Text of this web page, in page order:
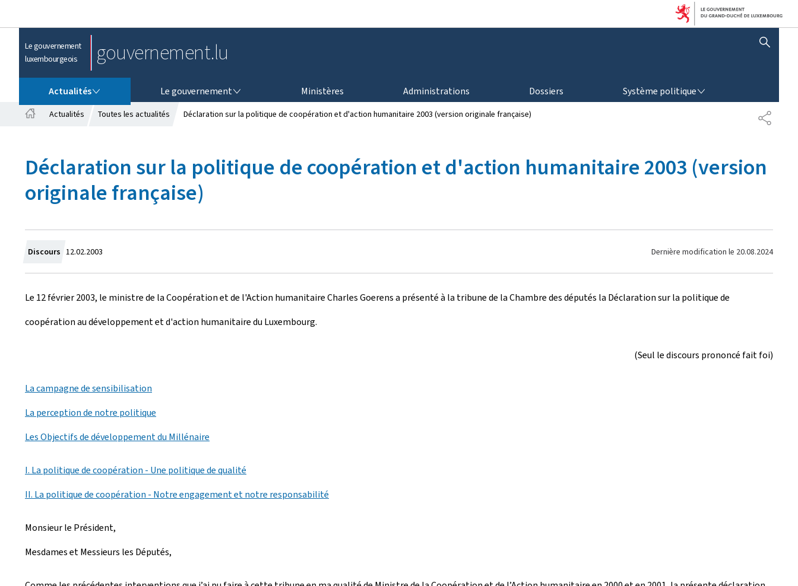
Le gouvernement
luxembourgeois
gouvernement.lu AFFICHER / MASQUER LA RECHERCHE
Actualités Le gouvernement Ministères Administrations Dossiers Système politique
P
A
A
G
u
e
l
Actualités Toutes les actualités Déclaration sur la politique de coopération et d'action humanitaire 2003 (version originale française)
Déclaration sur la politique de coopération et d'action humanitaire 2003 (version
originale française)
Discours C
r
é
e
12.02.2003 Dernière modification le 20.08.2024
Le 12 février 2003, le ministre de la Coopération et de l'Action humanitaire Charles Goerens a présenté à la tribune de la Chambre des députés la Déclaration sur la politique de
coopération au développement et d'action humanitaire du Luxembourg.
(Seul le discours prononcé fait foi)
La campagne de sensibilisation
La perception de notre politique
Les Objectifs de développement du Millénaire
I. La politique de coopération - Une politique de qualité
II. La politique de coopération - Notre engagement et notre responsabilité
Monsieur le Président,
Mesdames et Messieurs les Députés,